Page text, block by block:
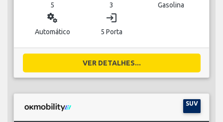
5 3 Gasolina
miscellaneous_services
Automático
login
5 Porta
VER DETALHES...
SUV